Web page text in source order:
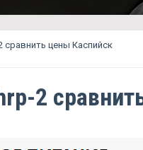
сравнить цены Каспийск
2